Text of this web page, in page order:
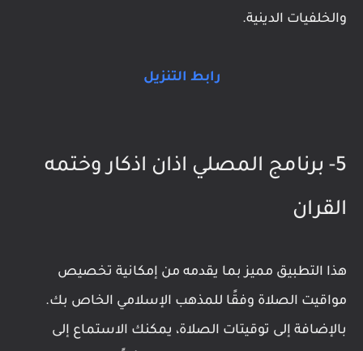
والخلفيات الدينية.
رابط التنزيل
5- برنامج المصلي اذان اذكار وختمه
القران
هذا التطبيق مميز بما يقدمه من إمكانية تخصيص
مواقيت الصلاة وفقًا للمذهب الإسلامي الخاص بك.
بالإضافة إلى توقيتات الصلاة، يمكنك الاستماع إلى